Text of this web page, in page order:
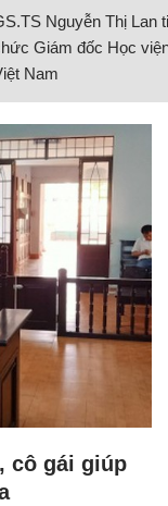
Nguyễn Thị Lan
Giám đốc Học
Nam
cô gái giúp